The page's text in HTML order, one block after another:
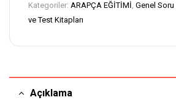
Kategoriler: ARAPÇA EĞİTİMİ, Genel Soru
ve Test Kitapları
Açıklama